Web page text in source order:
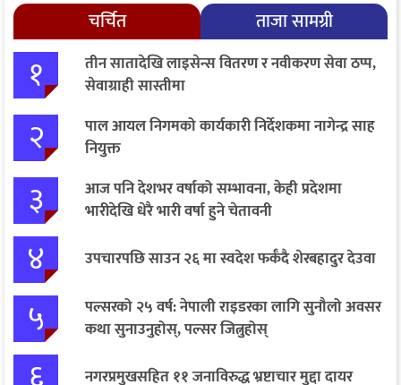
चर्चित ताजा सामग्री
१
तीन सातादेखि लाइसेन्स वितरण र नवीकरण सेवा ठप्प,
सेवाग्राही सास्तीमा
२
पाल आयल निगमको कार्यकारी निर्देशकमा नागेन्द्र साह
नियुक्त
३
आज पनि देशभर वर्षाको सम्भावना, केही प्रदेशमा
भारीदेखि धेरै भारी वर्षा हुने चेतावनी
४ उपचारपछि साउन २६ मा स्वदेश फर्कँदै शेरबहादुर देउवा
५
पल्सरको २५ वर्ष: नेपाली राइडरका लागि सुनौलो अवसर
कथा सुनाउनुहोस्, पल्सर जित्नुहोस्
नगरप्रमुखसहित ११ जनाविरुद्ध भ्रष्टाचार मुद्दा दायर